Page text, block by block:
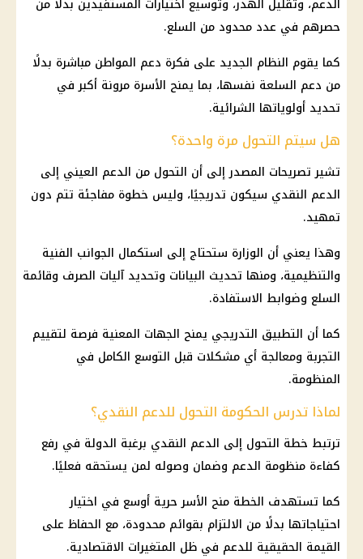
حصرهم في عدد محدود من السلع.
كما يقوم النظام الجديد على فكرة دعم المواطن مباشرة بدلًا
من دعم السلعة نفسها، بما يمنح الأسرة مرونة أكبر في
تحديد أولوياتها الشرائية.
هل سيتم التحول مرة واحدة؟
تشير تصريحات المصدر إلى أن التحول من الدعم العيني إلى
الدعم النقدي سيكون تدريجيًا، وليس خطوة مفاجئة تتم دون
تمهيد.
وهذا يعني أن الوزارة ستحتاج إلى استكمال الجوانب الفنية
والتنظيمية، ومنها تحديث البيانات وتحديد آليات الصرف وقائمة
السلع وضوابط الاستفادة.
كما أن التطبيق التدريجي يمنح الجهات المعنية فرصة لتقييم
التجربة ومعالجة أي مشكلات قبل التوسع الكامل في
المنظومة.
لماذا تدرس الحكومة التحول للدعم النقدي؟
ترتبط خطة التحول إلى الدعم النقدي برغبة الدولة في رفع
كفاءة منظومة الدعم وضمان وصوله لمن يستحقه فعليًا.
كما تستهدف الخطة منح الأسر حرية أوسع في اختيار
احتياجاتها بدلًا من الالتزام بقوائم محدودة، مع الحفاظ على
القيمة الحقيقية للدعم في ظل المتغيرات الاقتصادية.